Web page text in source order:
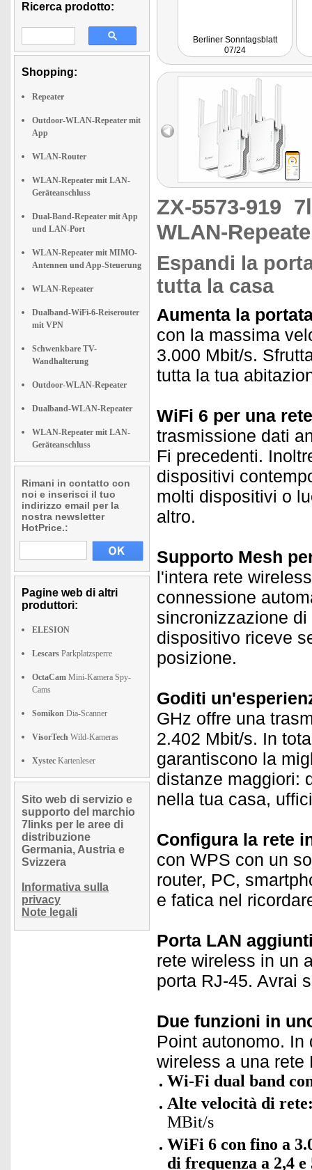
Ricerca prodotto:
Shopping:
Repeater
Outdoor-WLAN-Repeater mit
App
WLAN-Router
WLAN-Repeater mit LAN-
Geräteanschluss
Dual-Band-Repeater mit App
und LAN-Port
WLAN-Repeater mit MIMO-
Antennen und App-Steuerung
WLAN-Repeater
Dualband-WiFi-6-Reiserouter
mit VPN
Schwenkbare TV-
Wandhalterung
Outdoor-WLAN-Repeater
Dualband-WLAN-Repeater
WLAN-Repeater mit LAN-
Geräteanschluss
Rimani in contatto con
noi e inserisci il tuo
indirizzo email per la
nostra newsletter
HotPrice.:
Pagine web di altri
produttori:
ELESION
Lescars Parkplatzsperre
OctaCam Mini-Kamera Spy-
Cams
Somikon Dia-Scanner
VisorTech Wild-Kameras
Xystec Kartenleser
Sito web di servizio e
supporto del marchio
7links per le aree di
distribuzione
Germania, Austria e
Svizzera
Informativa sulla
privacy
Note legali
Berliner Sonntagsblatt
07/24
ZX-5573-919
WLAN-
Espandi la
tutta la casa
Aumenta la
con la massima
3.000 Mbit/s.
tutta la tua
WiFi 6 per una
trasmissione dati
Fi precedenti.
dispositivi
molti dispositivi o
altro.
Supporto Mesh
l'intera rete
connessione
sincronizzazione
dispositivo riceve
posizione.
Goditi
GHz offre una
2.402 Mbit/s. In
garantiscono la
distanze maggiori:
nella tua casa,
Configura la rete
con WPS con un
router, PC,
e fatica nel
Porta LAN
rete wireless in un
porta RJ-45. Avrai
Due funzioni in
Point autonomo.
wireless a una rete
Wi-Fi dual band
Alte velocità di
MBit/s
WiFi 6 con fino a
di frequenza a 2,4